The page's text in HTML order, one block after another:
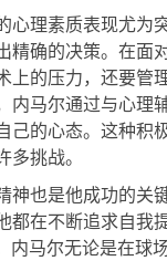
心理素质表现尤为
精确的决策。在面
上的压力，还要管
内马尔通过与心理
己的心态。这种积
挑战。
神也是他成功的关
都在不断追求自我
内马尔无论是在球